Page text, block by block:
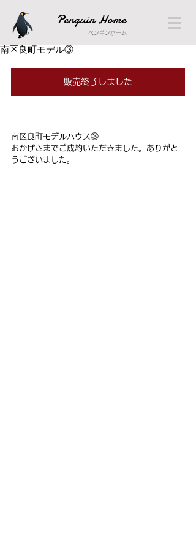
Penguin Home
ペンギンホーム
南区良町モデル③
販売終了しました
南区良町モデルハウス③
おかげさまでご成約いただきました。ありがと
うございました。